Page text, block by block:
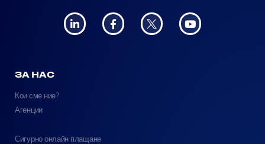
ЗА НАС
Кои сме ние?
Агенции
Сигурно онлайн плащане